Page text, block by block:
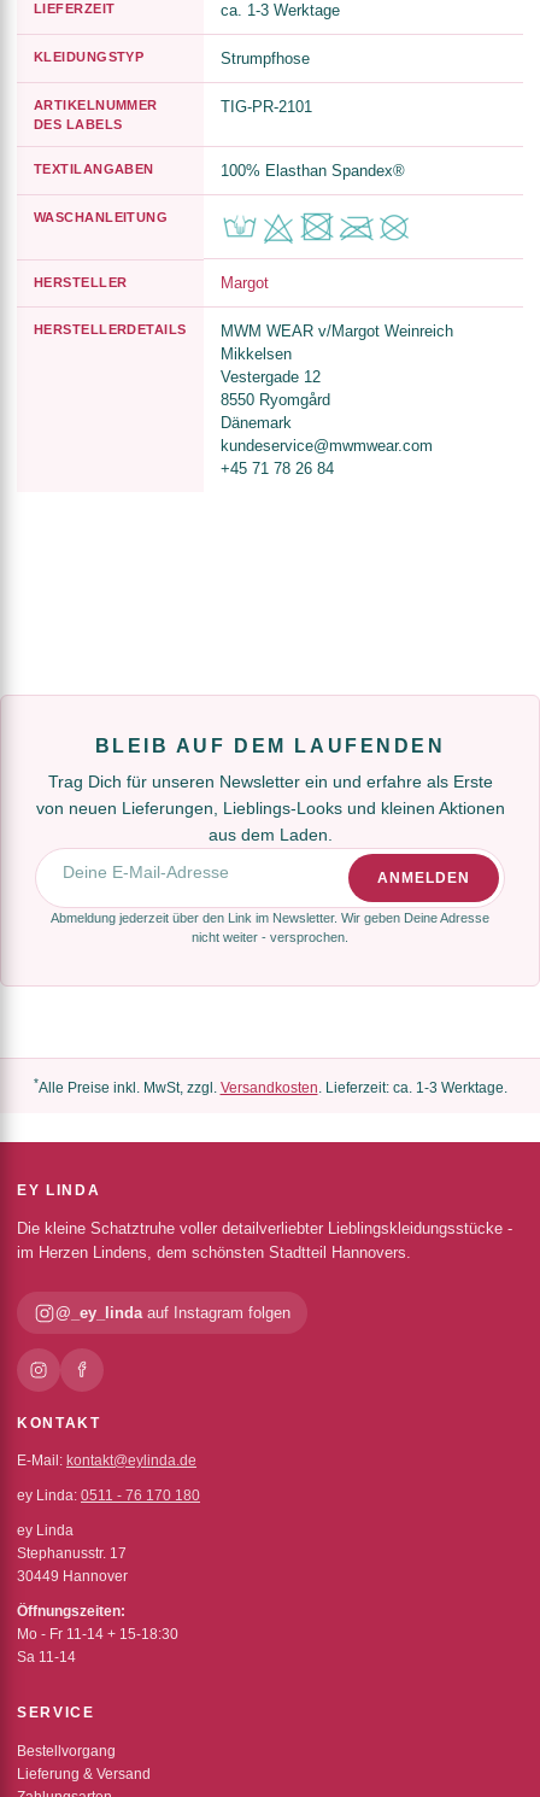
LIEFERZEIT ca. 1-3 Werktage
KLEIDUNGSTYP Strumpfhose
ARTIKELNUMMER
DES LABELS
TIG-PR-2101
TEXTILANGABEN 100% Elasthan Spandex®
WASCHANLEITUNG
HERSTELLER Margot
HERSTELLERDETAILS
MWM WEAR v/Margot Weinreich
Mikkelsen
Vestergade 12
8550 Ryomgård
Dänemark
kundeservice@mwmwear.com
+45 71 78 26 84
BLEIB AUF DEM LAUFENDEN
Trag Dich für unseren Newsletter ein und erfahre als Erste
von neuen Lieferungen, Lieblings-Looks und kleinen Aktionen
aus dem Laden.
E-Mail-Adresse
ANMELDEN
Abmeldung jederzeit über den Link im Newsletter. Wir geben Deine Adresse
nicht weiter - versprochen.
*Alle Preise inkl. MwSt, zzgl. Versandkosten. Lieferzeit: ca. 1-3 Werktage.
EY LINDA
Die kleine Schatztruhe voller detailverliebter Lieblingskleidungsstücke -
im Herzen Lindens, dem schönsten Stadtteil Hannovers.
@_ey_lindaauf Instagram folgen
KONTAKT
E-Mail: kontakt@eylinda.de
ey Linda: 0511 - 76 170 180
ey Linda
Stephanusstr. 17
30449 Hannover
Öffnungszeiten:
Mo - Fr 11-14 + 15-18:30
Sa 11-14
SERVICE
Bestellvorgang
Lieferung & Versand